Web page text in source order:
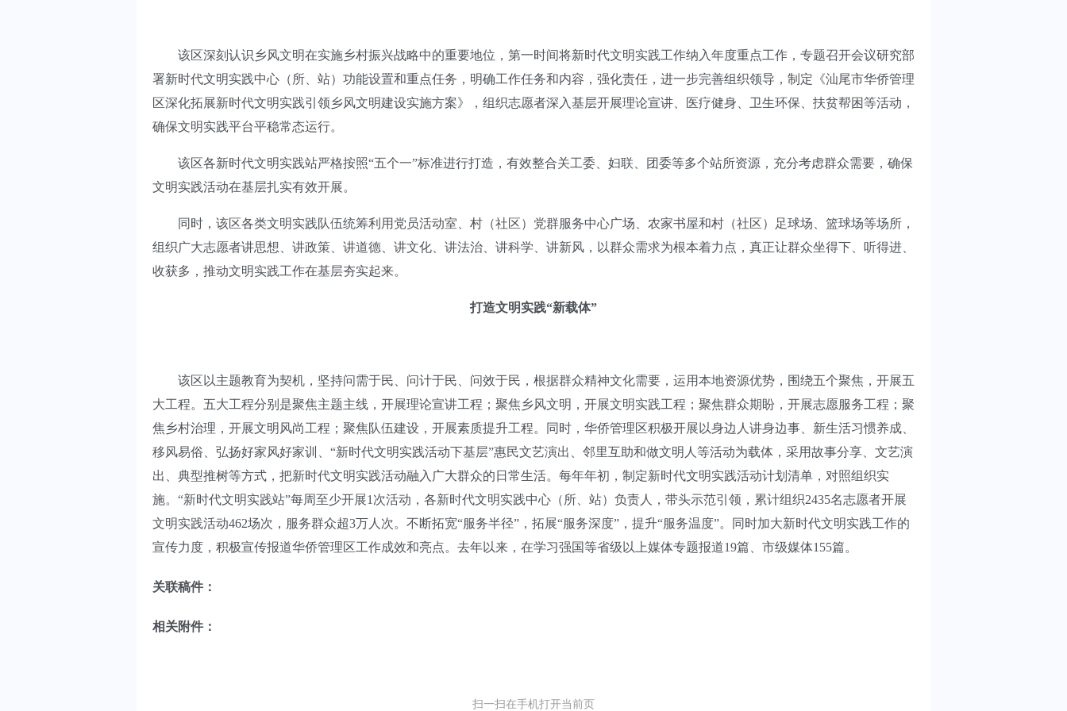
该区深刻认识乡风文明在实施乡村振兴战略中的重要地位，第一时间将新时代文明实践工作纳入年度重点工作，专题召开会议研究部
署新时代文明实践中心（所、站）功能设置和重点任务，明确工作任务和内容，强化责任，进一步完善组织领导，制定《汕尾市华侨管理
区深化拓展新时代文明实践引领乡风文明建设实施方案》，组织志愿者深入基层开展理论宣讲、医疗健身、卫生环保、扶贫帮困等活动，
确保文明实践平台平稳常态运行。
该区各新时代文明实践站严格按照“五个一”标准进行打造，有效整合关工委、妇联、团委等多个站所资源，充分考虑群众需要，确保
文明实践活动在基层扎实有效开展。
同时，该区各类文明实践队伍统筹利用党员活动室、村（社区）党群服务中心广场、农家书屋和村（社区）足球场、篮球场等场所，
组织广大志愿者讲思想、讲政策、讲道德、讲文化、讲法治、讲科学、讲新风，以群众需求为根本着力点，真正让群众坐得下、听得进、
收获多，推动文明实践工作在基层夯实起来。
打造文明实践“新载体”
该区以主题教育为契机，坚持问需于民、问计于民、问效于民，根据群众精神文化需要，运用本地资源优势，围绕五个聚焦，开展五
大工程。五大工程分别是聚焦主题主线，开展理论宣讲工程；聚焦乡风文明，开展文明实践工程；聚焦群众期盼，开展志愿服务工程；聚
焦乡村治理，开展文明风尚工程；聚焦队伍建设，开展素质提升工程。同时，华侨管理区积极开展以身边人讲身边事、新生活习惯养成、
移风易俗、弘扬好家风好家训、“新时代文明实践活动下基层”惠民文艺演出、邻里互助和做文明人等活动为载体，采用故事分享、文艺演
出、典型推树等方式，把新时代文明实践活动融入广大群众的日常生活。每年年初，制定新时代文明实践活动计划清单，对照组织实
施。“新时代文明实践站”每周至少开展1次活动，各新时代文明实践中心（所、站）负责人，带头示范引领，累计组织2435名志愿者开展
文明实践活动462场次，服务群众超3万人次。不断拓宽“服务半径”，拓展“服务深度”，提升“服务温度”。同时加大新时代文明实践工作的
宣传力度，积极宣传报道华侨管理区工作成效和亮点。去年以来，在学习强国等省级以上媒体专题报道19篇、市级媒体155篇。
关联稿件：
相关附件：
扫一扫在手机打开当前页